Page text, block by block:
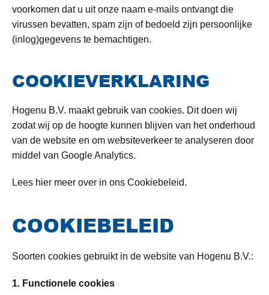
voorkomen dat u uit onze naam e-mails ontvangt die
virussen bevatten, spam zijn of bedoeld zijn persoonlijke
(inlog)gegevens te bemachtigen.
COOKIEVERKLARING
Hogenu B.V. maakt gebruik van cookies. Dit doen wij
zodat wij op de hoogte kunnen blijven van het onderhoud
van de website en om websiteverkeer te analyseren door
middel van Google Analytics.
Lees hier meer over in ons Cookiebeleid.
COOKIEBELEID
Soorten cookies gebruikt in de website van Hogenu B.V.:
1. Functionele cookies